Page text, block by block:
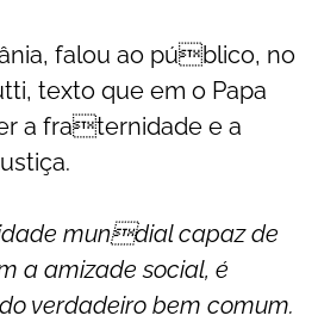
falou ao público, no
texto que em o Papa
a fraternidade e a
mundial capaz de
a amizade social, é
verdadeiro bem comum.